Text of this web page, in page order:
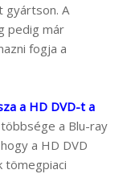
gyártson. A
pedig már
fogja a
a HD DVD-t a
a Blu-ray
a HD DVD
tömegpiaci